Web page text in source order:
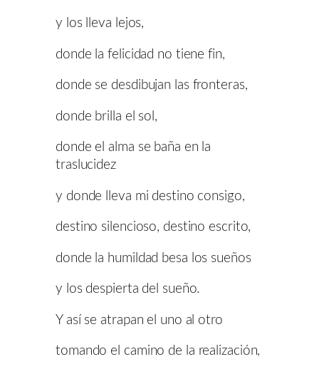
y los lleva lejos,
donde la felicidad no tiene fin,
donde se desdibujan las fronteras,
donde brilla el sol,
donde el alma se baña en la
traslucidez
y donde lleva mi destino consigo,
destino silencioso, destino escrito,
donde la humildad besa los sueños
y los despierta del sueño.
Y así se atrapan el uno al otro
tomando el camino de la realización,